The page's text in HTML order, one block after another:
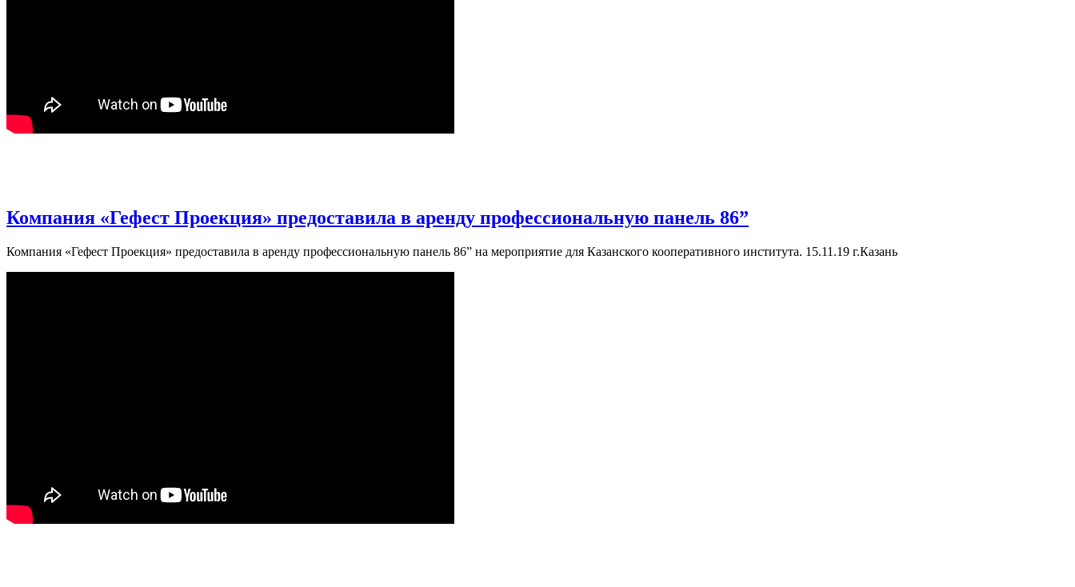
Компания «Гефест Проекция» предоставила в аренду профессиональную панель 86”
Компания «Гефест Проекция» предоставила в аренду профессиональную панель 86” на мероприятие для Казанского кооперативного института. 15.11.19 г.Казань